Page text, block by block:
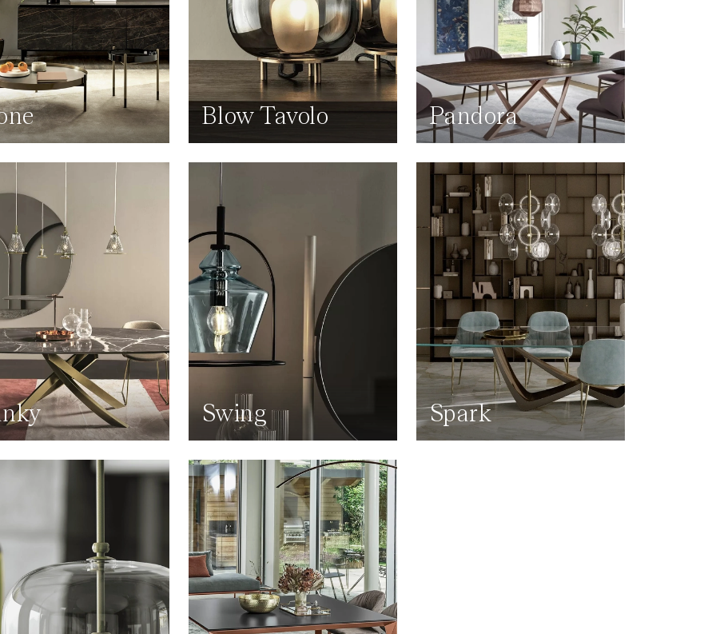
Blow Tavolo Pandora
Swing Spark